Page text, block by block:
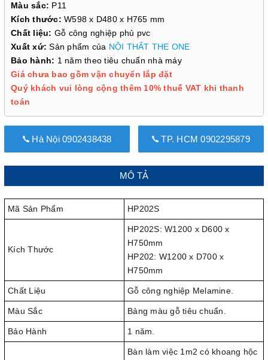
Màu sắc: P11
Kích thước: W598 x D480 x H765 mm
Chất liệu: Gỗ công nghiệp phủ pvc
Xuất xứ: Sản phẩm của NỘI THẤT THE ONE
Bảo hành: 1 năm theo tiêu chuẩn nhà máy
Giá chưa bao gồm vận chuyển lắp đặt
Quý khách vui lòng cộng thêm 10% thuế VAT khi thanh
toán
Hà Nội 0902438438 TP. HCM 0902295879
MÔ TẢ
Mã Sản Phẩm HP202S
Kích Thước
HP202S: W1200 x D600 x
H750mm
HP202: W1200 x D700 x
H750mm
Chất Liệu Gỗ công nghiệp Melamine.
Màu Sắc Bảng màu gỗ tiêu chuẩn.
Bảo Hành 1 năm.
Bàn làm việc 1m2 có khoang hộc